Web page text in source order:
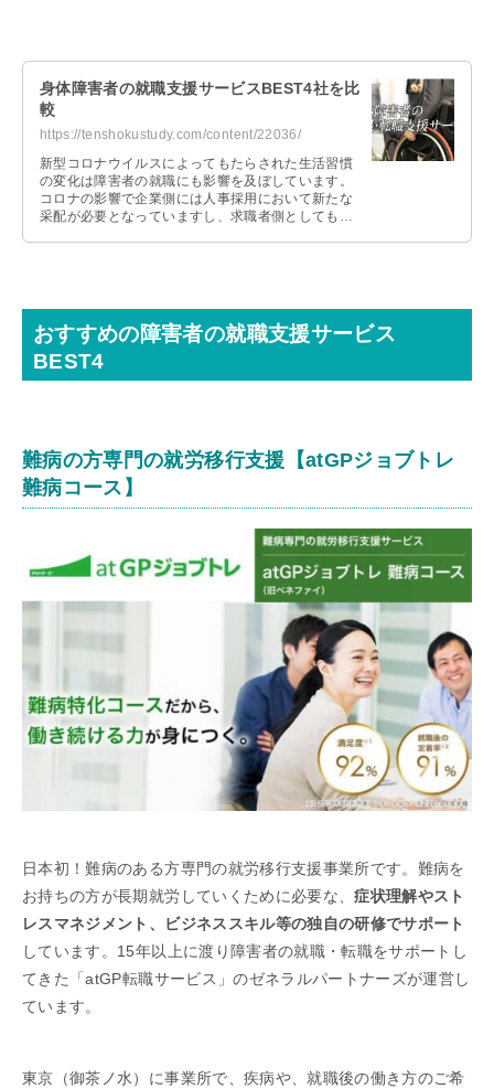
身体障害者の就職支援サービスBEST4社を比
較
https://tenshokustudy.com/content/22036/
新型コロナウイルスによってもたらされた生活習慣
の変化は障害者の就職にも影響を及ぼしています。
コロナの影響で企業側には人事採用において新たな
采配が必要となっていますし、求職者側としてもネ
おすすめの障害者の就職支援サービス
BEST4
難病の方専門の就労移行支援【atGPジョブトレ
難病コース 】
日本初！難病のある方専門の就労移行支援事業所です。難病を
お持ちの方が長期就労していくために必要な、症状理解やスト
レスマネジメント、ビジネススキル等の独自の研修でサポート
しています。15年以上に渡り障害者の就職・転職をサポートし
てきた「atGP転職サービス」のゼネラルパートナーズが運営し
ています。
東京（御茶ノ水）に事業所で、疾病や、就職後の働き方のご希